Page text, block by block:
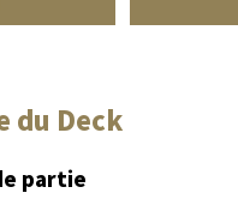
du Deck
partie